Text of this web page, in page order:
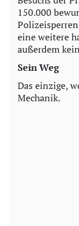
150.000
eine weitere
außerdem
Sein Weg
Das einzige,
Mechanik.